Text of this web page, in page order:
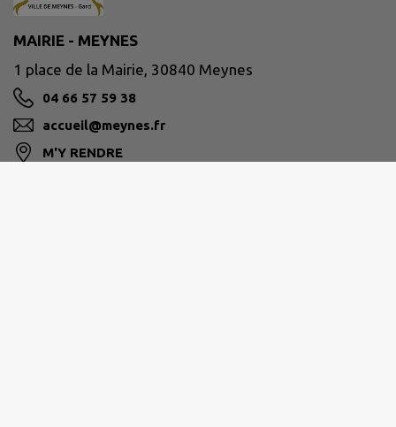
MAIRIE - MEYNES
1 place de la Mairie, 30840 Meynes
04 66 57 59 38
accueil@meynes.fr
M'Y RENDRE